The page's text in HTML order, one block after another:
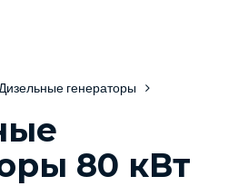
генераторы
80 кВт